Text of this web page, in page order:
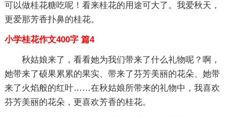
可以做桂花糖吃呢！看来桂花的用途可大了。我爱秋天，
更爱那芳香扑鼻的桂花。
小学桂花作文400字 篇4
秋姑娘来了，看看她为我们带来了什么礼物呢？啊，
她带来了硕果累累的果实、带来了芬芳美丽的花朵、她带
来了火焰般的红叶……在秋姑娘所带来的礼物中，我喜欢
芬芳美丽的花朵，更喜欢芳香的桂花。